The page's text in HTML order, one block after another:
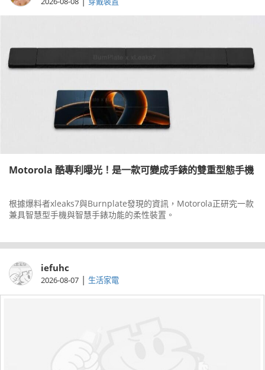
Motorola 酷專利曝光！是一款可變成手錶的雙重型態手機
根據爆料者xleaks7與Burnplate發現的資訊，Motorola正研究一款
兼具智慧型手機與智慧手錶功能的柔性裝置。
iefuhc
2026-08-07 | 生活家電